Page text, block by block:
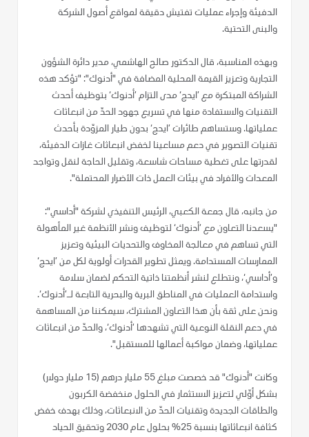
الدفيئة وإجراء عمليات تفتيش دقيقة لمواقع أصول الشركة
والبنى التحتية.
وبهذه المناسبة، قال الدكتور صالح الهاشمي، مدير دائرة الشؤون
التجارية وتعزيز القيمة المحلية المضافة في "أدنوك": "تؤكد هذه
الشراكة المبتكرة مع ’ايدج‘ مدى التزام ’أدنوك‘ بتوظيف أحدث
التقنيات والاستفادة منها في تسريع جهود الحدّ من انبعاثات
عملياتها. وستساهم طائرات ’ايدج‘ بدون طيار المزوّدة بأحدث
تقنيات التصوير في دعم مساعينا لخفض انبعاثات غازات الدفيئة،
لقدرتها على تغطية مساحات شاسعة، وتقليل الحاجة لنقل وتواجد
المعدات والأفراد في بيئات العمل ذات الأضرار المحتملة".
من جانبه، قال جمعة الكعبي، الرئيس التنفيذي لشركة "أداسي":
"يسعدنا التعاون مع ’أدنوك‘ لتوظيف ونشر الأنظمة غير المأهولة
التي تساهم في معالجة المخاوف والتحديات البيئية وتعزيز
الممارسات المستدامة. ويمثل تطوير القدرات أولوية لكل من ’ايدج‘
و’أداسي‘، ونتطلع لنشر أنظمتنا ذاتية التحكم لضمان سلامة
واستدامة العمليات في المناطق البرية والبحرية التابعة لـ’أدنوك‘.
ونحن على ثقة بأن هذا التعاون المشترك، سيمكننا من المساهمة
في دعم النقلة النوعية التي تشهدها ’أدنوك‘، والحدّ من انبعاثات
عملياتها، وضمان مواكبة أعمالها للمستقبل".
وكانت "أدنوك" قد خصصت مبلغ 55 مليار درهم (15 مليار دولار)
بشكل أوّلي لتعزيز الاستثمار في الحلول منخفضة الكربون
والطاقات الجديدة وتقنيات الحدّ من الانبعاثات، وذلك بهدف خفض
كثافة انبعاثاتها بنسبة 25% بحلول عام 2030 وتحقيق الحياد